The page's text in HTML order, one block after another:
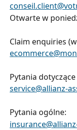
Otwarte w
Claim enquiries
Pytania
service@allianz-
Pytania